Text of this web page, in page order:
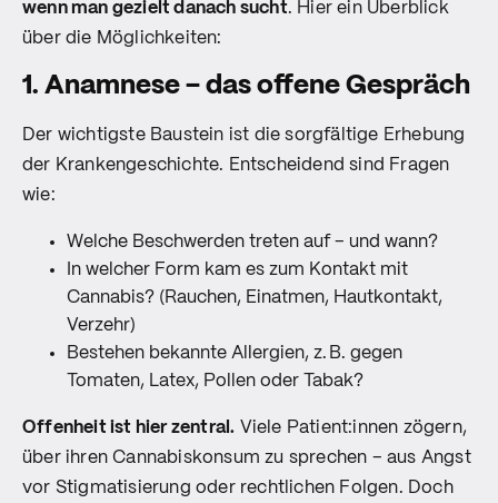
wenn man gezielt danach sucht. Hier ein Überblick
über die Möglichkeiten:
1. Anamnese – das offene Gespräch
Der wichtigste Baustein ist die sorgfältige Erhebung
der Krankengeschichte. Entscheidend sind Fragen
wie:
Welche Beschwerden treten auf – und wann?
In welcher Form kam es zum Kontakt mit
Cannabis? (Rauchen, Einatmen, Hautkontakt,
Verzehr)
Bestehen bekannte Allergien, z. B. gegen
Tomaten, Latex, Pollen oder Tabak?
Offenheit ist hier zentral. Viele Patient:innen zögern,
über ihren Cannabiskonsum zu sprechen – aus Angst
vor Stigmatisierung oder rechtlichen Folgen. Doch